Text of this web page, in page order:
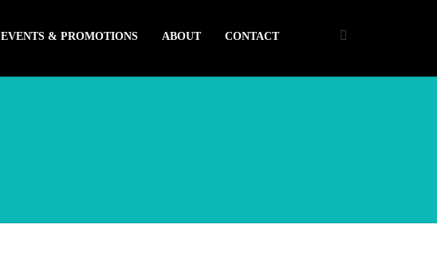
EVENTS & PROMOTIONS ABOUT CONTACT